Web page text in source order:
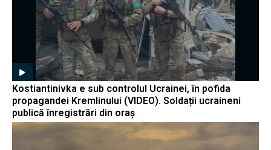
Kostiantinivka e sub controlul Ucrainei, în pofida
propagandei Kremlinului (VIDEO). Soldații ucraineni
publică înregistrări din oraș